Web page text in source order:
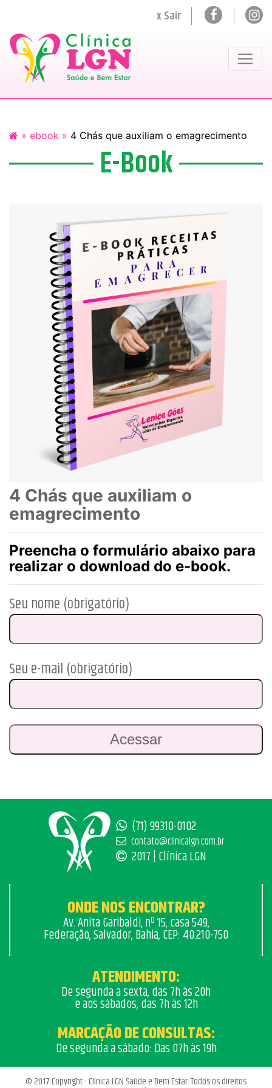
x Sair
» ebook » 4 Chás que auxiliam o emagrecimento
E-Book
4 Chás que auxiliam o
emagrecimento
Preencha o formulário abaixo para
realizar o download do e-book.
Seu nome (obrigatório)
Seu e-mail (obrigatório)
(71) 99310-0102
contato@clinicalgn.com.br
2017 | Clínica LGN
ONDE NOS ENCONTRAR?
Av. Anita Garibaldi, nº 15, casa 549,
Federação, Salvador, Bahia, CEP: 40.210-750
ATENDIMENTO:
De segunda a sexta, das 7h às 20h
e aos sábados, das 7h às 12h
MARCAÇÃO DE CONSULTAS:
De segunda a sábado: Das 07h às 19h
© 2017 Copyright - Clínica LGN Saúde e Bem Estar. Todos os direitos